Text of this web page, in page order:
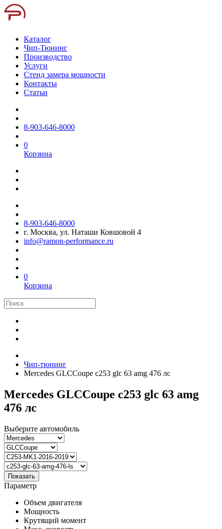
Каталог
Чип-Тюнинг
Производство
Услуги
Стенд замера мощности
Контакты
Статьи
8-903-646-8000
0
Корзина
8-903-646-8000
г. Москва, ул. Наташи Ковшовой 4
info@ramon-performance.ru
0
Корзина
Чип-тюнинг
Mercedes GLCCoupe c253 glc 63 amg 476 лс
Mercedes GLCCoupe c253 glc 63 amg
476 лс
Выберите автомобиль
Показать
Параметр
Объем двигателя
Мощность
Крутящий момент